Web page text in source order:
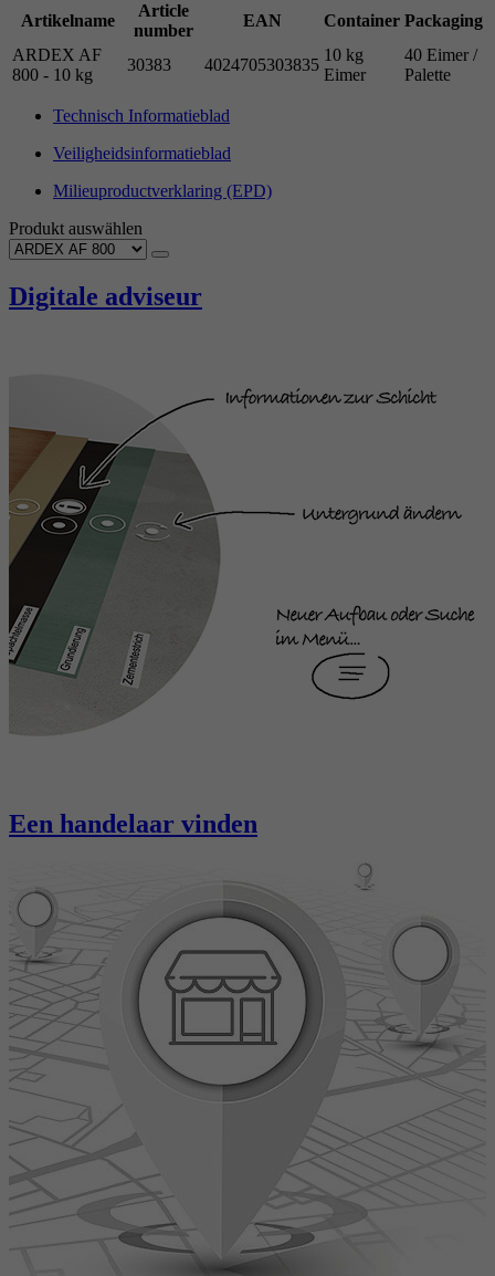
Artikelname
Article
number
EAN Container Packaging
ARDEX AF
800 - 10 kg
30383 4024705303835
10 kg
Eimer
40 Eimer /
Palette
Technisch Informatieblad
Veiligheidsinformatieblad
Milieuproductverklaring (EPD)
Produkt auswählen
Digitale adviseur
Een handelaar vinden